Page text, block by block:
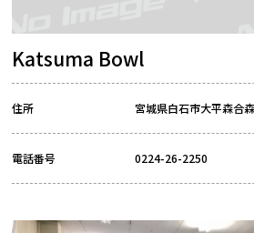
Katsuma Bowl
住所 宮城県白石市大平森合
電話番号 0224-26-2250